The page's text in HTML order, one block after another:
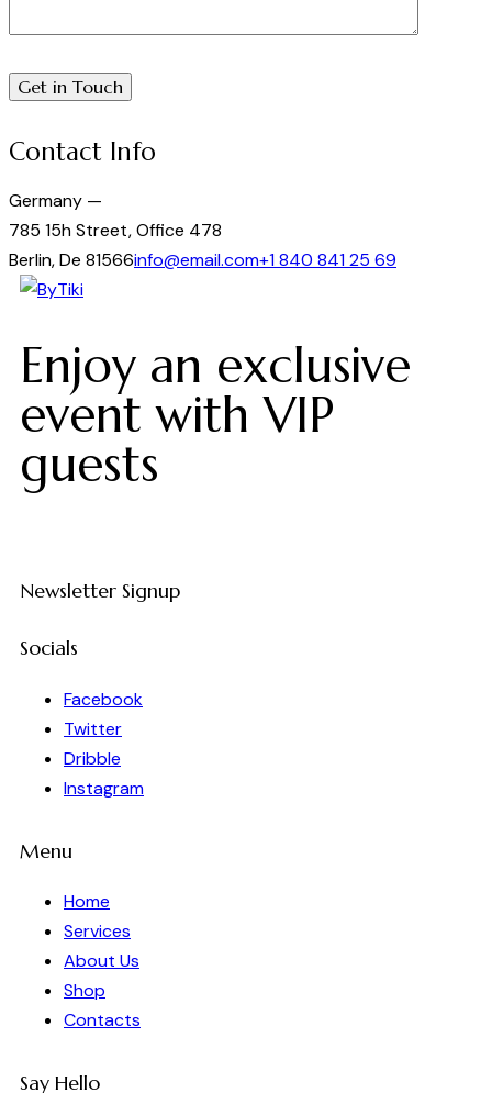
Contact Info
Germany —
785 15h Street, Office 478
Berlin, De 81566info@email.com+1 840 841 25 69
Enjoy an exclusive
event with VIP
guests
Newsletter Signup
Socials
Facebook
Twitter
Dribble
Instagram
Menu
Home
Services
About Us
Shop
Contacts
Say Hello